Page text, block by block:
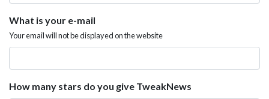
What is your e-mail
Your email will not be displayed on the website
How many stars do you give TweakNews